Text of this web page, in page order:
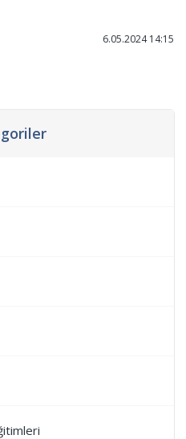
6.05.2024 14:15